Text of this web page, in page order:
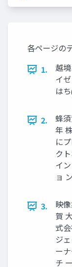
各ページの
1.
越
イ
は
2.
蜂
年
に
ク
イ
ョ
3.
映
賀
式
ジ
ー
チ